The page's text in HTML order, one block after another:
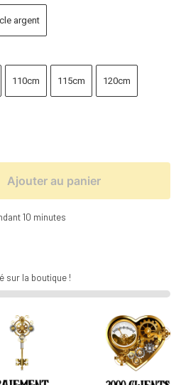
argent
110cm 115cm 120cm
Ajouter au panier
10 minutes
sur la boutique !